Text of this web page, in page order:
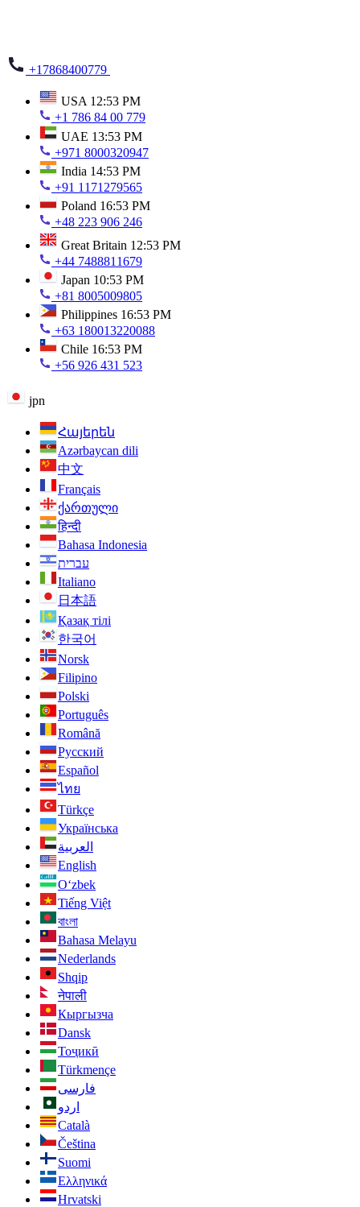
+17868400779
USA 12:53 PM
+1 786 84 00 779
UAE 13:53 PM
+971 8000320947
India 14:53 PM
+91 1171279565
Poland 16:53 PM
+48 223 906 246
Great Britain 12:53 PM
+44 7488811679
Japan 10:53 PM
+81 8005009805
Philippines 16:53 PM
+63 180013220088
Chile 16:53 PM
+56 926 431 523
jpn
Հայերեն
Azərbaycan dili
中文
Français
ქართული
हिन्दी
Bahasa Indonesia
עברית
Italiano
日本語
Қазақ тілі
한국어
Norsk
Filipino
Polski
Português
Română
Русский
Español
ไทย
Türkçe
Українська
العربية
English
O‘zbek
Tiếng Việt
বাংলা
Bahasa Melayu
Nederlands
Shqip
नेपाली
Кыргызча
Dansk
Тоҷикӣ
Türkmençe
فارسی
اردو
Català
Čeština
Suomi
Ελληνικά
Hrvatski